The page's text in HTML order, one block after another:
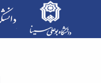
برگزاری سخنرانی